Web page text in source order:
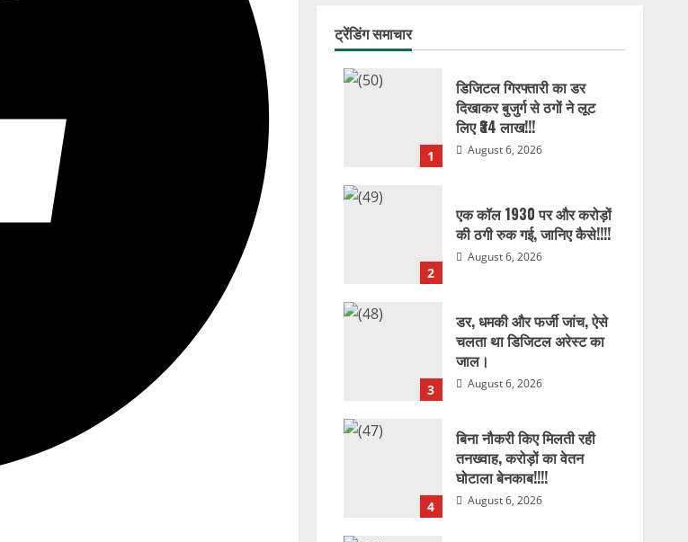
ट्रेंडिंग समाचार
1
डिजिटल गिरफ्तारी का डर
दिखाकर बुजुर्ग से ठगों ने लूट
लिए ₹34 लाख!!!
August 6, 2026
2
एक कॉल 1930 पर और करोड़ों
की ठगी रुक गई, जानिए कैसे!!!!
August 6, 2026
3
डर, धमकी और फर्जी जांच, ऐसे
चलता था डिजिटल अरेस्ट का
जाल।
August 6, 2026
4
बिना नौकरी किए मिलती रही
तनख्वाह, करोड़ों का वेतन
घोटाला बेनकाब!!!!
August 6, 2026